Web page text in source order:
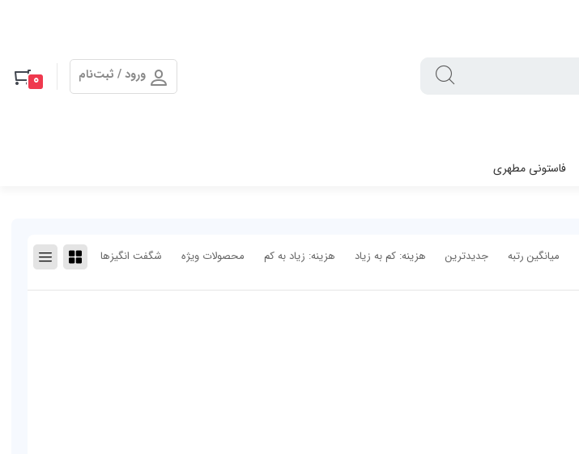
ورود / ثبت‌نام 0
فاستونی مطهری
میانگین رتبه جدیدترین هزینه: کم به زیاد هزینه: زیاد به کم محصولات ویژه شگفت انگیزها